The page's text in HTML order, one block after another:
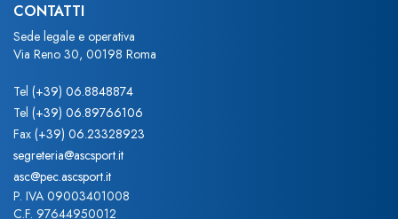
CONTATTI
Sede legale e operativa
Via Reno 30, 00198 Roma
Tel (+39) 06.8848874
Tel (+39) 06.89766106
Fax (+39) 06.23328923
segreteria@ascsport.it
asc@pec.ascsport.it
P. IVA 09003401008
C.F. 97644950012